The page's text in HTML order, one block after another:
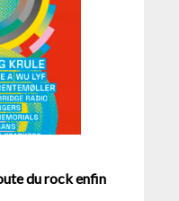
du rock enfin